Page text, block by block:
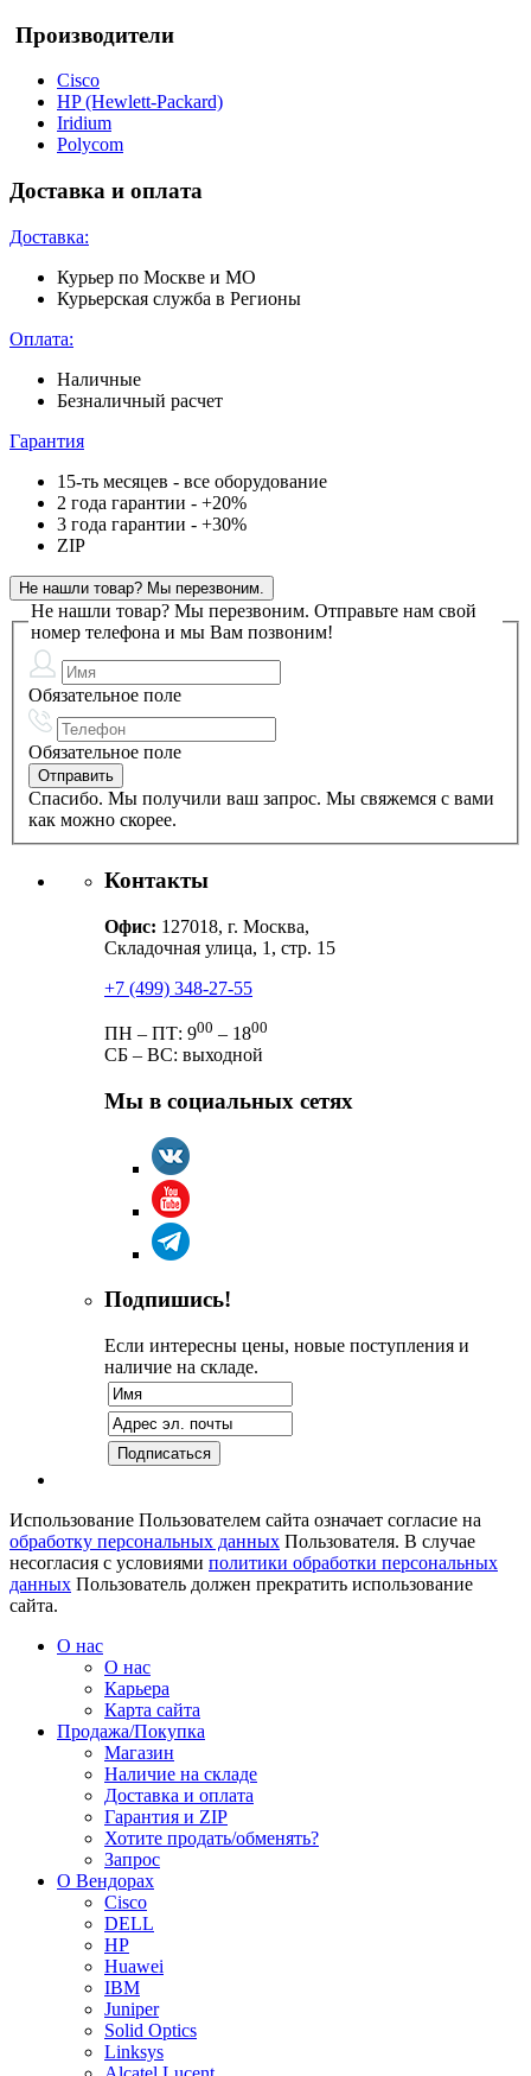
Производители
Cisco
HP (Hewlett-Packard)
Iridium
Polycom
Доставка и оплата
Доставка:
Курьер по Москве и МО
Курьерская служба в Регионы
Оплата:
Наличные
Безналичный расчет
Гарантия
15-ть месяцев - все оборудование
2 года гарантии - +20%
3 года гарантии - +30%
ZIP
Не нашли товар? Мы перезвоним.
Не нашли товар? Мы перезвоним. Отправьте нам свой
номер телефона и мы Вам позвоним!
Обязательное поле
Обязательное поле
Спасибо. Мы получили ваш запрос. Мы свяжемся с вами
как можно скорее.
Контакты
Офис: 127018, г. Москва,
Складочная улица, 1, стр. 15
+7 (499) 348-27-55
ПН – ПТ: 900 – 1800
СБ – ВС: выходной
Мы в социальных сетях
Подпишись!
Если интересны цены, новые поступления и
наличие на складе.
Использование Пользователем сайта означает согласие на
обработку персональных данных Пользователя. В случае
несогласия с условиями политики обработки персональных
данных Пользователь должен прекратить использование
сайта.
О нас
О нас
Карьера
Карта сайта
Продажа/Покупка
Магазин
Наличие на складе
Доставка и оплата
Гарантия и ZIP
Хотите продать/обменять?
Запрос
О Вендорах
Cisco
DELL
HP
Huawei
IBM
Juniper
Solid Optics
Linksys